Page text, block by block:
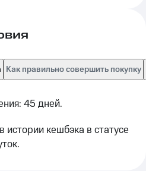
Как правильно совершить покупку
45 дней.